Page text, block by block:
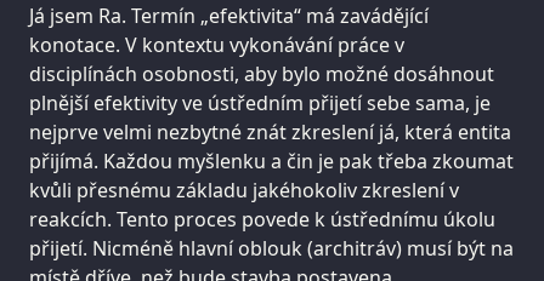
Já jsem Ra. Termín „efektivita“ má zavádějící
konotace. V kontextu vykonávání práce v
disciplínách osobnosti, aby bylo možné dosáhnout
plnější efektivity ve ústředním přijetí sebe sama, je
nejprve velmi nezbytné znát zkreslení já, která entita
přijímá. Každou myšlenku a čin je pak třeba zkoumat
kvůli přesnému základu jakéhokoliv zkreslení v
reakcích. Tento proces povede k ústřednímu úkolu
přijetí. Nicméně hlavní oblouk (architráv) musí být na